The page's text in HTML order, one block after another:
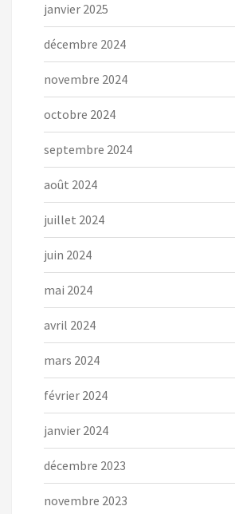
janvier 2025
décembre 2024
novembre 2024
octobre 2024
septembre 2024
août 2024
juillet 2024
juin 2024
mai 2024
avril 2024
mars 2024
février 2024
janvier 2024
décembre 2023
novembre 2023